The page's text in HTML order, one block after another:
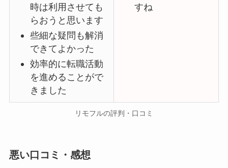
時は利用させても
らおうと思います
些細な疑問も解消
できてよかった
効率的に転職活動
を進めることがで
きました
すね
リモフルの評判・口コミ
悪い口コミ・感想